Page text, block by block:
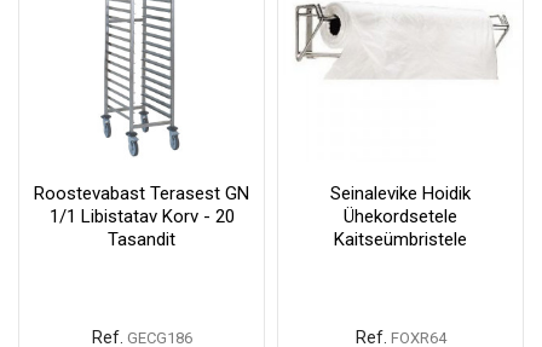
Roostevabast Terasest GN
1/1 Libistatav Korv - 20
Tasandit
Ref. GECG186
Seinalevike Hoidik
Ühekordsetele
Kaitseümbristele
Ref. FOXR64